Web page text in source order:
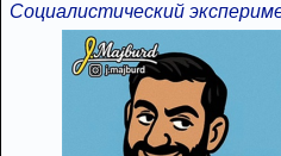
Социалистический